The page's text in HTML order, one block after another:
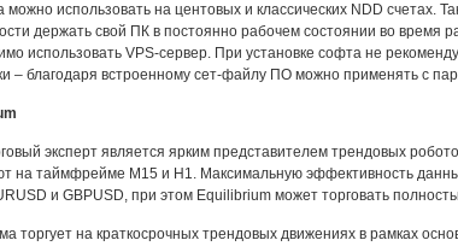
можно использовать на центовых и классических NDD счетах.
держать свой ПК в постоянно рабочем состоянии во время
использовать VPS-сервер. При установке софта не
– благодаря встроенному сет-файлу ПО можно применять с
эксперт является ярким представителем трендовых
на таймфрейме М15 и Н1. Максимальную эффективность
и GBPUSD, при этом Equilibrium может торговать
торгует на краткосрочных трендовых движениях в рамках